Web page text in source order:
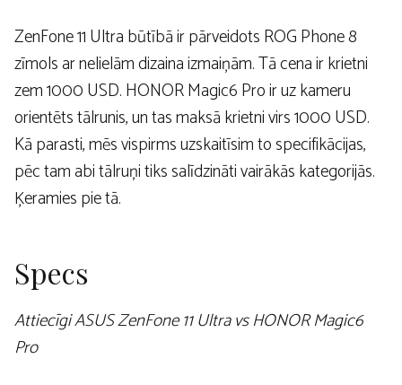
ZenFone 11 Ultra būtībā ir pārveidots ROG Phone 8
zīmols ar nelielām dizaina izmaiņām. Tā cena ir krietni
zem 1000 USD. HONOR Magic6 Pro ir uz kameru
orientēts tālrunis, un tas maksā krietni virs 1000 USD.
Kā parasti, mēs vispirms uzskaitīsim to specifikācijas,
pēc tam abi tālruņi tiks salīdzināti vairākās kategorijās.
Ķeramies pie tā.
Specs
Attiecīgi ASUS ZenFone 11 Ultra vs HONOR Magic6
Pro